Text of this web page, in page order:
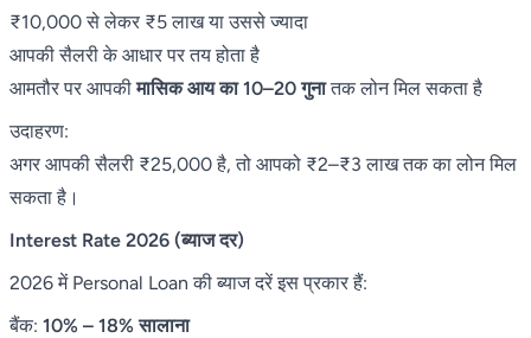
₹10,000 से लेकर ₹5 लाख या उससे ज्यादा
आपकी सैलरी के आधार पर तय होता है
आमतौर पर आपकीमासिक आय का 10–20 गुनातक लोन मिल सकता है
उदाहरण:
अगर आपकी सैलरी ₹25,000 है, तो आपको ₹2–₹3 लाख तक का लोन मिल
सकता है।
Interest Rate 2026 (ब्याज दर)
2026 में Personal Loan की ब्याज दरें इस प्रकार हैं:
बैंक: 10% – 18% सालाना